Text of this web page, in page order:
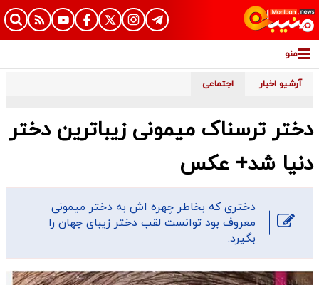
منو
آرشیو اخبار اجتماعی
دختر ترسناک میمونی زیباترین دختر
دنیا شد+ عکس
دختری که بخاطر چهره اش به دختر میمونی
معروف بود توانست لقب دختر زیبای جهان را
بگیرد.